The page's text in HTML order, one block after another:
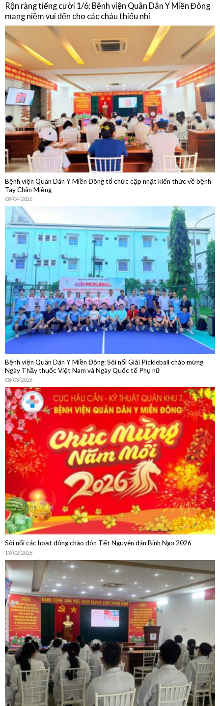
Bệnh viện Quân Dân Y Miền Đông tổ chức cập nhật kiến thức về bệnh
Tay Chân Miệng
08/04/2026
Bệnh viện Quân Dân Y Miền Đông: Sôi nổi Giải Pickleball chào mừng
Ngày Thầy thuốc Việt Nam và Ngày Quốc tế Phụ nữ
08/03/2026
Sôi nổi các hoạt động chào đón Tết Nguyên đán Bính Ngọ 2026
13/02/2026
Sinh hoạt chuyên môn: Cập nhật chẩn đoán, điều trị, dự phòng bệnh
não mô cầu và Chia sẻ thực hành từ Phòng Tiêm chủng Bệnh viện Quân
Dân Y Miền Đông
15/01/2026